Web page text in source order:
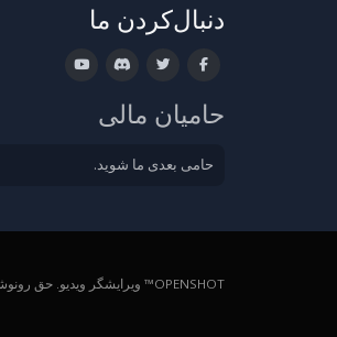
دنبال‌کردن ما
حامیان مالی
حامی بعدی ما شوید.
OPENSHOT™ ویرایشگر ویدیو. حق رونوشت © 2008-2026